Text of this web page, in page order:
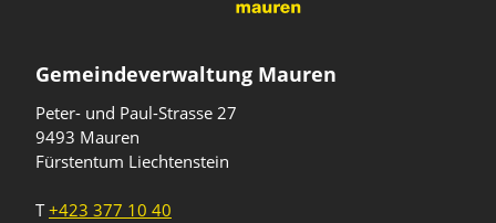
Gemeindeverwaltung Mauren
Peter- und Paul-Strasse 27
9493 Mauren
Fürstentum Liechtenstein
T+423 377 10 40